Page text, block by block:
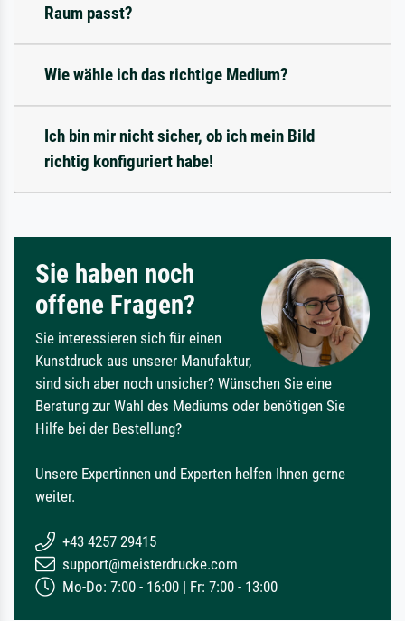
Raum passt?
Wie wähle ich das richtige Medium?
Ich bin mir nicht sicher, ob ich mein Bild
richtig konfiguriert habe!
Sie haben noch
offene Fragen?
Sie interessieren sich für einen
Kunstdruck aus unserer Manufaktur,
sind sich aber noch unsicher? Wünschen Sie eine
Beratung zur Wahl des Mediums oder benötigen Sie
Hilfe bei der Bestellung?
Unsere Expertinnen und Experten helfen Ihnen gerne
weiter.
+43 4257 29415
support@meisterdrucke.com
Mo-Do: 7:00 - 16:00 | Fr: 7:00 - 13:00